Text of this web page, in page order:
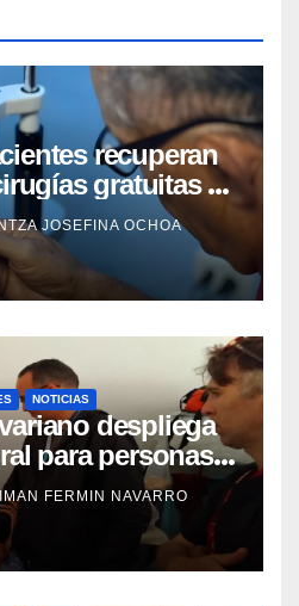
recuperan
gratuitas de
JOSEFINA OCHOA
NOTICIAS
despliega
para personas
en
La Guaira
FERMIN NAVARRO